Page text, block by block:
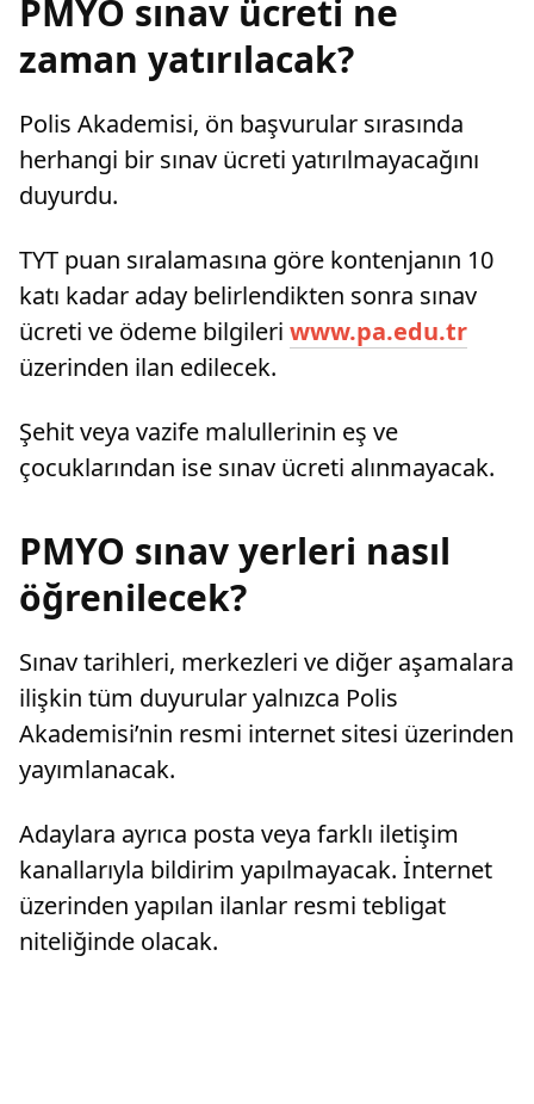
PMYO sınav ücreti ne
zaman yatırılacak?
Polis Akademisi, ön başvurular sırasında
herhangi bir sınav ücreti yatırılmayacağını
duyurdu.
TYT puan sıralamasına göre kontenjanın 10
katı kadar aday belirlendikten sonra sınav
ücreti ve ödeme bilgileri www.pa.edu.tr
üzerinden ilan edilecek.
Şehit veya vazife malullerinin eş ve
çocuklarından ise sınav ücreti alınmayacak.
PMYO sınav yerleri nasıl
öğrenilecek?
Sınav tarihleri, merkezleri ve diğer aşamalara
ilişkin tüm duyurular yalnızca Polis
Akademisi’nin resmi internet sitesi üzerinden
yayımlanacak.
Adaylara ayrıca posta veya farklı iletişim
kanallarıyla bildirim yapılmayacak. İnternet
üzerinden yapılan ilanlar resmi tebligat
niteliğinde olacak.